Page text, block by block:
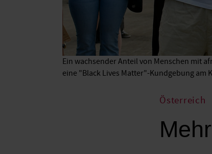
Ein wachsender Anteil von Menschen mit
eine "Black Lives Matter"-Kundgebung am
Österreich